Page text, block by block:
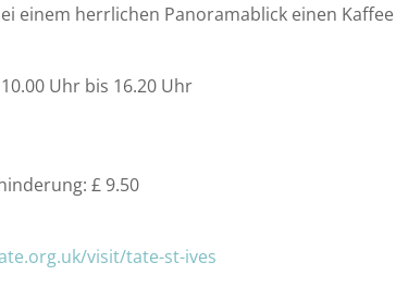
einem herrlichen Panoramablick einen Kaffee
Uhr bis 16.20 Uhr
£ 9.50
visit/tate-st-ives